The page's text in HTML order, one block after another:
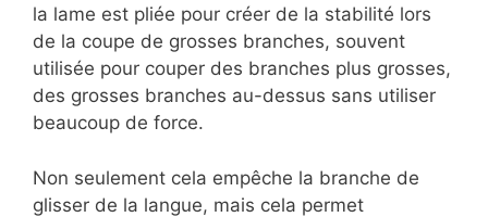
la lame est pliée pour créer de la stabilité lors
de la coupe de grosses branches, souvent
utilisée pour couper des branches plus grosses,
des grosses branches au-dessus sans utiliser
beaucoup de force.
Non seulement cela empêche la branche de
glisser de la langue, mais cela permet